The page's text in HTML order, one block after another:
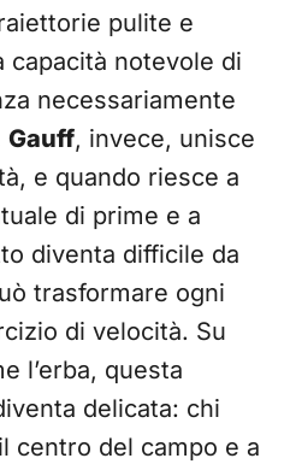
pulite e
capacità notevole di
necessariamente
Gauff, invece, unisce
e quando riesce a
di prime e a
diventa difficile da
trasformare ogni
di velocità. Su
l’erba, questa
delicata: chi
centro del campo e a